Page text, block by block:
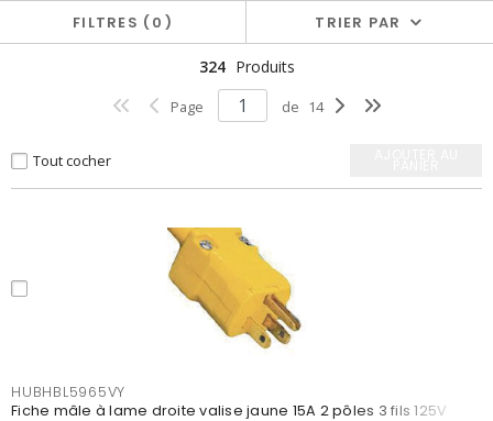
FILTRES 0 TRIER PAR
324 Produits
Page de 14
Tout cocher
HUBHBL5965VY
Fiche mâle à lame droite valise jaune 15A 2 pôles 3 fils 125V